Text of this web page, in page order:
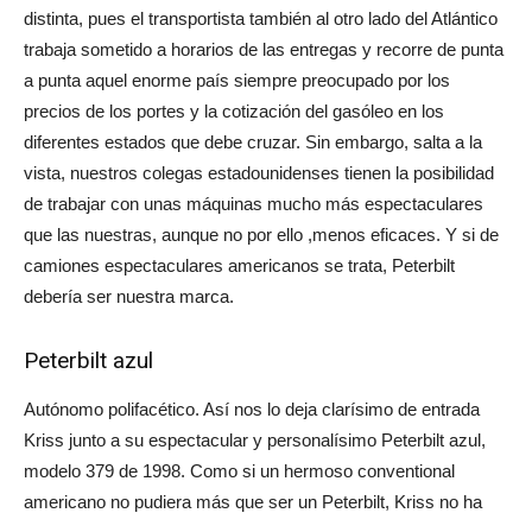
distinta, pues el transportista también al otro lado del Atlántico
trabaja sometido a horarios de las entregas y recorre de punta
a punta aquel enorme país siempre preocupado por los
precios de los portes y la cotización del gasóleo en los
diferentes estados que debe cruzar. Sin embargo, salta a la
vista, nuestros colegas estadounidenses tienen la posibilidad
de trabajar con unas máquinas mucho más espectaculares
que las nuestras, aunque no por ello ,menos eficaces. Y si de
camiones espectaculares americanos se trata, Peterbilt
debería ser nuestra marca.
Peterbilt azul
Autónomo polifacético. Así nos lo deja clarísimo de entrada
Kriss junto a su espectacular y personalísimo Peterbilt azul,
modelo 379 de 1998. Como si un hermoso conventional
americano no pudiera más que ser un Peterbilt, Kriss no ha